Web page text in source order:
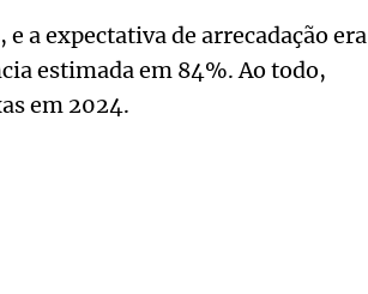
a expectativa de arrecadação era
estimada em 84%. Ao todo,
em 2024.